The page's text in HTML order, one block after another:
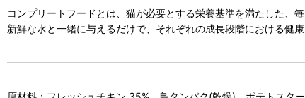
コンプリートフードとは、猫が必要とする栄養基準を満たした、
新鮮な水と一緒に与えるだけで、それぞれの成長段階における健